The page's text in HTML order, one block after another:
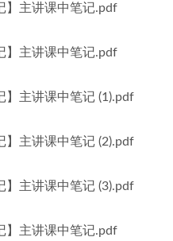
】主讲课中笔记.pdf
】主讲课中笔记.pdf
】主讲课中笔记 (1).pdf
】主讲课中笔记 (2).pdf
】主讲课中笔记 (3).pdf
】主讲课中笔记.pdf